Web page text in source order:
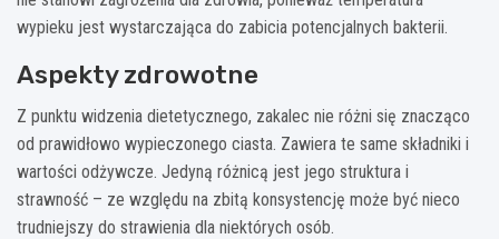
wypieku jest wystarczająca do zabicia potencjalnych bakterii.
Aspekty zdrowotne
Z punktu widzenia dietetycznego, zakalec nie różni się znacząco
od prawidłowo wypieczonego ciasta. Zawiera te same składniki i
wartości odżywcze. Jedyną różnicą jest jego struktura i
strawność – ze względu na zbitą konsystencję może być nieco
trudniejszy do strawienia dla niektórych osób.